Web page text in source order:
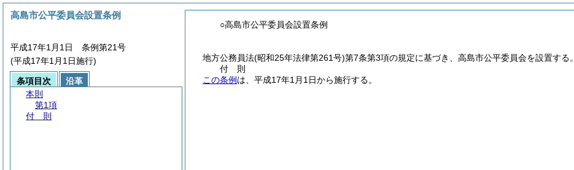
○高島市公平委員会設置条例
地方公務員法(昭和25年法律第261号)第7条第3項の規定に基づき、高島市公平委員会を設置する。
付 則
この条例 は、平成17年1月1日から施行する。
高島市公平委員会設置条例
平成17年1月1日 条例第21号
(平成17年1月1日施行)
条項目次
沿革
本則
第1項
付 則